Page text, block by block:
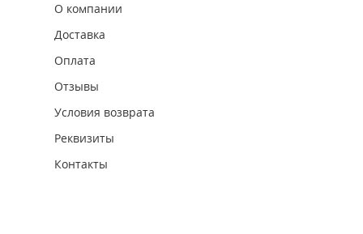
О компании
Доставка
Оплата
Отзывы
Условия возврата
Реквизиты
Контакты